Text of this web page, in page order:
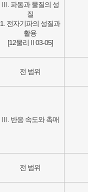
Ⅲ. 파동과 물질의 성
질
1. 전자기파의 성질과
활용
[12물리Ⅱ03-05]
전 범위
Ⅲ. 반응 속도와 촉매
전 범위